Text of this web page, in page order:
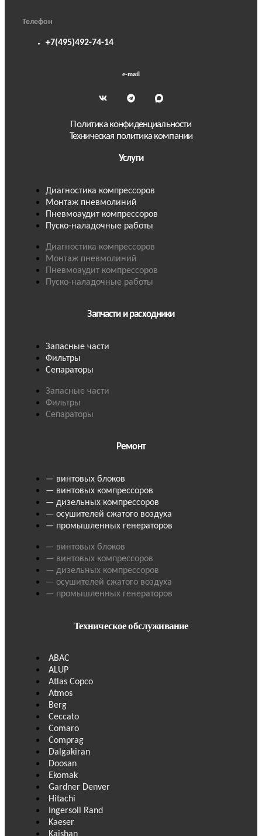
Телефон
+7(495)492-74-14
e-mail
Политика конфиденциальности
Техническая политика компании
Услуги
Диагностика компрессоров
Монтаж пневмолиний
Пневмоаудит компрессоров
Пуско-наладочные работы
Диагностика компрессоров
Монтаж пневмолиний
Пневмоаудит компрессоров
Пуско-наладочные работы
Запчасти и расходники
Запасные части
Фильтры
Сепараторы
Запасные части
Фильтры
Сепараторы
Ремонт
— винтовых блоков
— винтовых компрессоров
— дизельных компрессоров
— осушителей сжатого воздуха
— промышленных генераторов
— винтовых блоков
— винтовых компрессоров
— дизельных компрессоров
— осушителей сжатого воздуха
— промышленных генераторов
Техническое обслуживание
ABAC
ALUP
Atlas Copco
Atmos
Berg
Ceccato
Comaro
Comprag
Dalgakiran
Doosan
Ekomak
Gardner Denver
Hitachi
Ingersoll Rand
Kaeser